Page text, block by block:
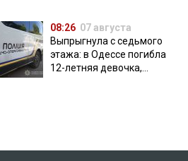
08:26 07 августа
Выпрыгнула с седьмого
этажа: в Одессе погибла
12-летняя девочка,